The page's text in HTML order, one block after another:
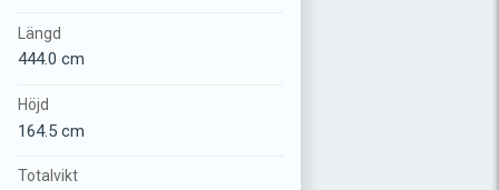
Längd
444.0 cm
Höjd
164.5 cm
Totalvikt